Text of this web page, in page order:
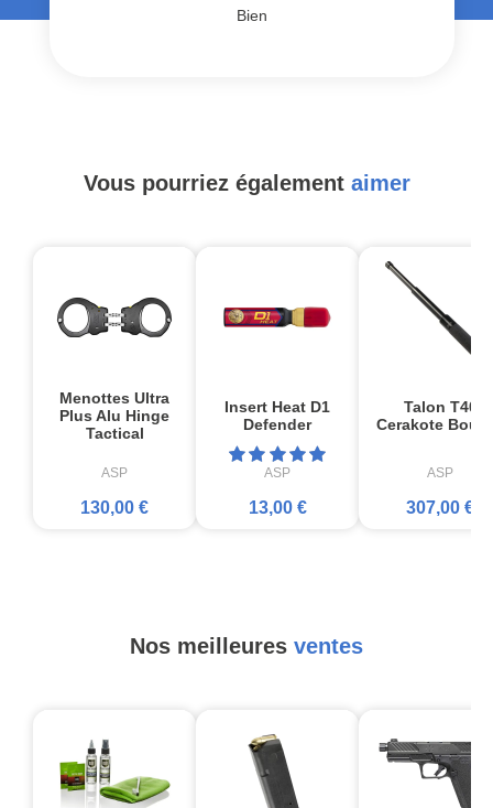
Bien
Vous pourriez également aimer
Menottes Ultra
Plus Alu Hinge
Tactical
ASP
130,00 €
Insert Heat D1
Defender
ASP
13,00 €
Talon T40
Cerakote
ASP
307,00 €
Nos meilleures ventes